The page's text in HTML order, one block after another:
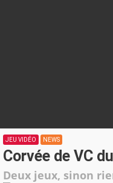
JEU VIDÉO NEWS
Corvée de VC
Deux jeux, sinon